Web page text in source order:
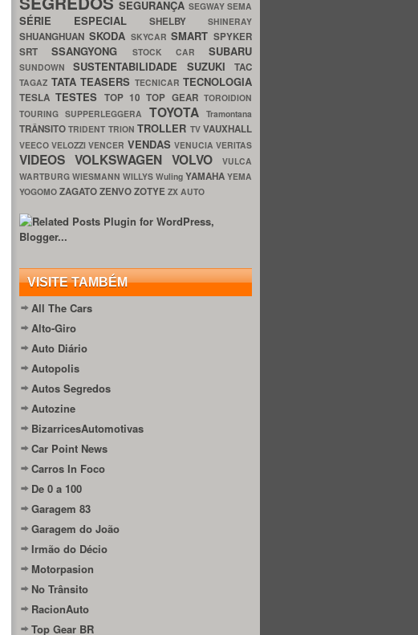
SEGURANÇA SEGWAYSEMA
SÉRIE ESPECIAL SHELBY SHINERAY
SHUANGHUAN SKODA SKYCARSMART SPYKER
SRTSSANGYONG STOCK CAR SUBARU
SUNDOWNSUSTENTABILIDADE SUZUKITAC
TAGAZ TATA TEASERS TECNICAR TECNOLOGIA
TESLATESTES TOP 10TOP GEARTOROIDION
TOURING SUPPERLEGGERA TOYOTATramontana
TRÂNSITOTRIDENT TRIONTROLLER TVVAUXHALL
VEECOVELOZZIVENCER VENDAS VENUCIAVERITAS
VIDEOS VOLKSWAGEN VOLVO
VULCA
WARTBURG WIESMANN WILLYS Wuling YAMAHA YEMA
YOGOMO ZAGATOZENVOZOTYE ZX AUTO
VISITE TAMBÉM
All The Cars
Alto-Giro
Auto Diário
Autopolis
Autos Segredos
Autozine
BizarricesAutomotivas
Car Point News
Carros In Foco
De 0 a 100
Garagem 83
Garagem do João
Irmão do Décio
Motorpasion
No Trânsito
RacionAuto
Top Gear BR